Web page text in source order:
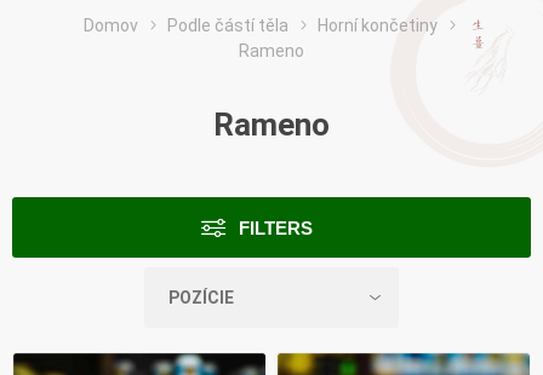
Domov Podle částí těla
Horní končetiny
Rameno
Rameno
FILTERS